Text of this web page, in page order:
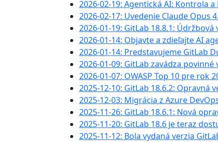
2026-02-19: Agentická AI: Kontrola
2026-02-17: Uvedenie Claude Opus
2026-01-19: GitLab 18.8.1:
2026-01-14: Objavte a zdieľajte AI
2026-01-14: Predstavujeme GitLab
2026-01-09: GitLab zavádza
2026-01-07: OWASP Top 10 pre rok
2025-12-10: GitLab 18.6.2:
2025-12-03: Migrácia z Azure
2025-11-26: GitLab 18.6.1: Nová
2025-11-20: GitLab 18.6 je teraz
2025-11-12: Bola vydaná verzia